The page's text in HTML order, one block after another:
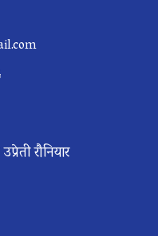
रौनियार